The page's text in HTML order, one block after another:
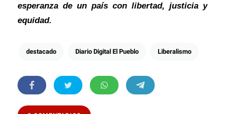
esperanza de un país con libertad, justicia y
equidad.
destacado Diario Digital El Pueblo Liberalismo